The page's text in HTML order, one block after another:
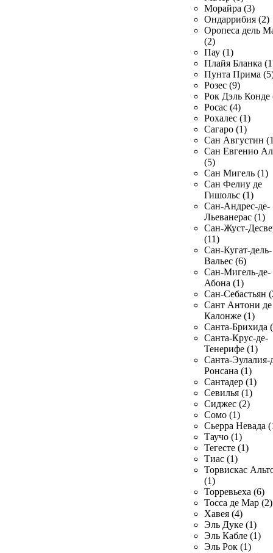
Морайра (3)
Ондаррибия (2)
Оропеса дель
(2)
Пау (1)
Плайя Бланка
Пунта Прима
Розес (9)
Рок Дэль Конде
Росас (4)
Рохалес (1)
Сагаро (1)
Сан Августин
Сан Евгенио
(5)
Сан Мигель (1)
Сан Фелиу де
Гишольс (1)
Сан-Андрес-де-
Льеванерас (1)
Сан-Жуст-
(11)
Сан-Кугат-дель-
Вальес (6)
Сан-Мигель-де-
Абона (1)
Сан-Себастьян
Сант Антони де
Калонже (1)
Санта-Брихида
Санта-Крус-де-
Тенерифе (1)
Санта-Эулалия-
Ронсана (1)
Сантадер (1)
Севилья (1)
Сиджес (2)
Сомо (1)
Сьерра Невада
Таучо (1)
Тегесте (1)
Тиас (1)
Торвискас
(1)
Торревьеха (6)
Тосса де Мар (2)
Хавея (4)
Эль Дуке (1)
Эль Кабле (1)
Эль Рок (1)